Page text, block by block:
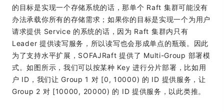
的目标是实现一个存储系统的话，那单个 Raft 集群可能没有
办法承载你所有的存储需求；如果你的目标是实现一个为用户
请求提供 Service 的系统的话，因为 Raft 集群内只有
Leader 提供读写服务，所以读写也会形成单点的瓶颈。因此
为了支持水平扩展，SOFAJRaft 提供了 Multi-Group 部署模
式。如图所示，我们可以按某种 Key 进行分片部署，比如用
户 ID，我们让 Group 1 对 [0, 10000) 的 ID 提供服务，让
Group 2 对 [10000, 20000) 的 ID 提供服务，以此类推。